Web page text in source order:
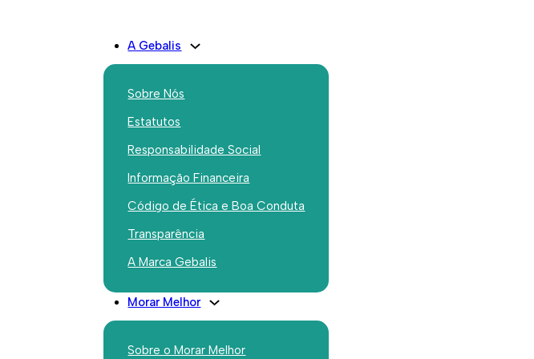
A Gebalis
Sobre Nós
Estatutos
Responsabilidade Social
Informação Financeira
Código de Ética e Boa Conduta
Transparência
A Marca Gebalis
Morar Melhor
Sobre o Morar Melhor
Novo Gabinete Gebalis no
Bairro Padre Cruz